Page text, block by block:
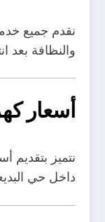
نقدم جميع
والنظافة بعد
أسعار
نتميز بتقديم
داخل حي